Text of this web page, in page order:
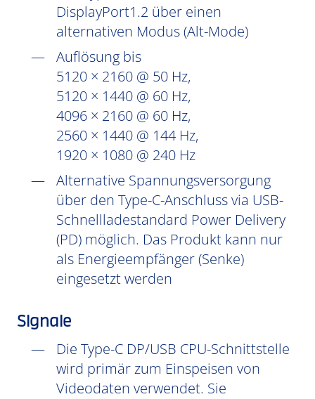
DisplayPort1.2 über einen
alternativen Modus (Alt-Mode)
Auflösung bis
5120 × 2160 @ 50 Hz,
5120 × 1440 @ 60 Hz,
4096 × 2160 @ 60 Hz,
2560 × 1440 @ 144 Hz,
1920 × 1080 @ 240 Hz
Alternative Spannungsversorgung
über den Type-C-Anschluss via USB-
Schnellladestandard Power Delivery
(PD) möglich. Das Produkt kann nur
als Energieempfänger (Senke)
eingesetzt werden
Signale
Die Type-C DP/USB CPU-Schnittstelle
wird primär zum Einspeisen von
Videodaten verwendet. Sie